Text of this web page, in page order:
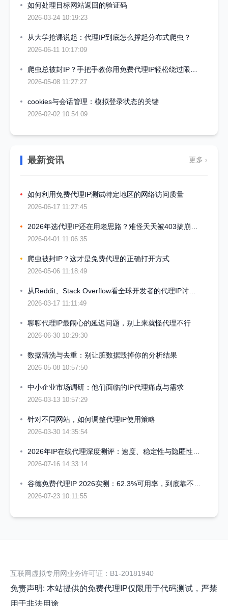
如何处理目标网站返回的验证码
2026-03-24 10:19:23
从大学抢课说起：代理IP到底怎么撑起分布式爬虫？
2026-06-11 10:17:09
2026-05-08 11:27:27
cookies与会话管理：模拟登录状态的关键
2026-02-02 10:54:09
最新资讯 更多 ›
如何利用免费代理IP测试特定地区的网络访问质量
2026-06-17 11:27:45
2026-04-01 11:06:35
爬虫被封IP？这才是免费代理的正确打开方式
2026-05-06 11:18:49
2026-03-17 11:11:49
聊聊代理IP最闹心的延迟问题，别上来就怪代理不行
2026-06-30 10:29:30
数据清洗与去重：别让脏数据毁掉你的分析结果
2026-05-08 10:57:50
中小企业市场调研：他们面临的IP代理痛点与需求
2026-03-13 10:57:29
针对不同网站，如何调整代理IP使用策略
2026-03-30 14:35:54
2026-07-16 14:33:14
2026-07-23 10:11:55
互联网虚拟专用网业务许可证：B1-20181940
免责声明: 本站提供的免费代理IP仅限用于代码测试，严禁
用于非法用途